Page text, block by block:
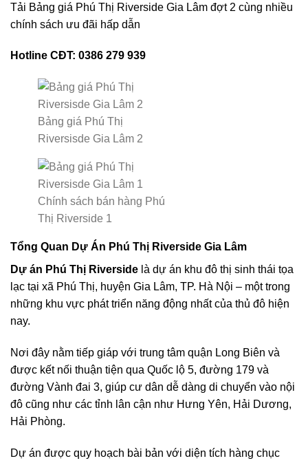
Tải Bảng giá Phú Thị Riverside Gia Lâm đợt 2 cùng nhiều
chính sách ưu đãi hấp dẫn
Hotline CĐT: 0386 279 939
Bảng giá Phú Thị
Riversisde Gia Lâm 2
Chính sách bán hàng Phú
Thị Riverside 1
Tổng Quan Dự Án Phú Thị Riverside Gia Lâm
Dự án Phú Thị Riverside là dự án khu đô thị sinh thái tọa
lạc tại xã Phú Thị, huyện Gia Lâm, TP. Hà Nội – một trong
những khu vực phát triển năng động nhất của thủ đô hiện
nay.
Nơi đây nằm tiếp giáp với trung tâm quận Long Biên và
được kết nối thuận tiện qua Quốc lộ 5, đường 179 và
đường Vành đai 3, giúp cư dân dễ dàng di chuyển vào nội
đô cũng như các tỉnh lân cận như Hưng Yên, Hải Dương,
Hải Phòng.
Dự án được quy hoạch bài bản với diện tích hàng chục